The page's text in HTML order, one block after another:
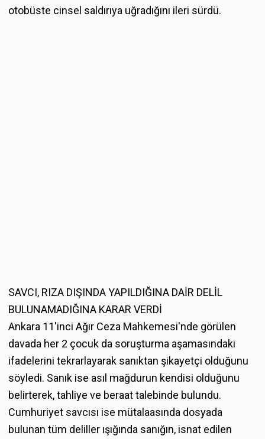
otobüste cinsel saldırıya uğradığını ileri sürdü.
SAVCI, RIZA DIŞINDA YAPILDIĞINA DAİR DELİL
BULUNAMADIĞINA KARAR VERDİ
Ankara 11'inci Ağır Ceza Mahkemesi'nde görülen
davada her 2 çocuk da soruşturma aşamasındaki
ifadelerini tekrarlayarak sanıktan şikayetçi olduğunu
söyledi. Sanık ise asıl mağdurun kendisi olduğunu
belirterek, tahliye ve beraat talebinde bulundu.
Cumhuriyet savcısı ise mütalaasında dosyada
bulunan tüm deliller ışığında sanığın, isnat edilen